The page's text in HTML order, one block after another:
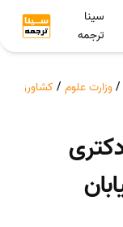
سینا
ترجمه
/وزارت علوم / کشاورزی